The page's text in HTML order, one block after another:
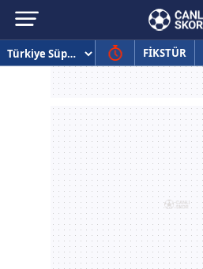
FİKSTÜR